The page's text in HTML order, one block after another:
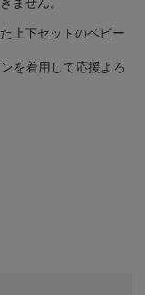
上下セットのベビー
を着用して応援よろ